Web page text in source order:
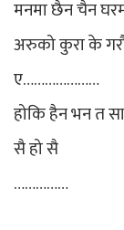
मनमा छैन चैन
अरुको कुरा के
ए…………………
होकि हैन भन त
सै हो सै
……………